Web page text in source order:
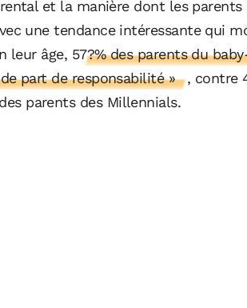
et la manière dont les
une tendance intéressante qui
leur âge, 57?% des parents du
part de responsabilité »
, contre
parents des Millennials.